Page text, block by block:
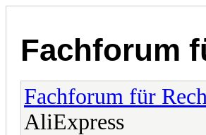
Fachforum
Fachforum für
AliExpress